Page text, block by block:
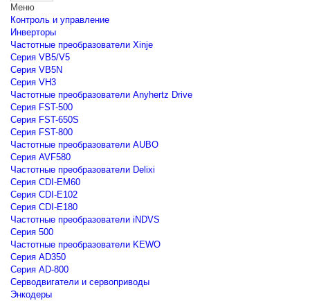
Меню
Контроль и управление
Инверторы
Частотные преобразователи Xinje
Cерия VB5/V5
Cерия VB5N
Cерия VH3
Частотные преобразователи Anyhertz Drive
Серия FST-500
Серия FST-650S
Серия FST-800
Частотные преобразователи AUBO
Серия AVF580
Частотные преобразователи Delixi
Серия CDI-EM60
Серия CDI-E102
Серия CDI-E180
Частотные преобразователи iNDVS
Серия 500
Частотные преобразователи KEWO
Серия AD350
Серия AD-800
Серводвигатели и сервоприводы
Энкодеры